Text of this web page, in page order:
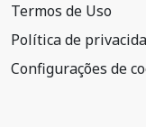
Termos de Uso
Política de
Configurações de